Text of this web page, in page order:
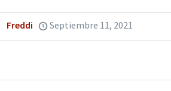
Freddi Septiembre 11, 2021